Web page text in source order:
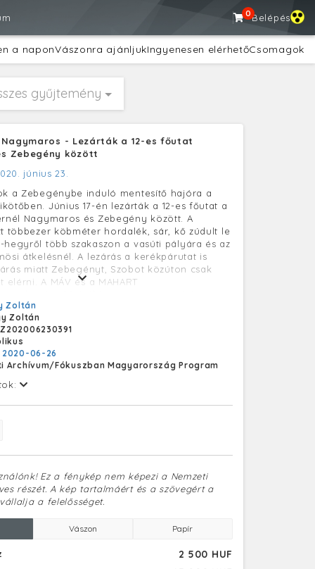
0Belépés
a naponVászonra ajánljukIngyenesen elérhetőCsomagok
gyűjtemény
Nagymaros - Lezárták a 12-es főutat
Zebegény között
június 23.
a Zebegénybe induló mentesítő hajóra a
Június 17-én lezárták a 12-es főutat a
Nagymaros és Zebegény között. A
többezer köbméter hordalék, sár, kő zúdult le
hegyről több szakaszon a vasúti pályára és az
átkelésnél. A lezárás a kerékpárutat is
miatt Zebegényt, Szobot közúton csak
elérni. A MÁV és a MAHART
Nagymaros és Zebegény között, mely
óránként közlekedik.
Zoltán
Zoltán
2020-06-26
Archívum/Fókuszban Magyarország Program
Ez a fénykép nem képezi a Nemzeti
részét. A kép tartalmáért és a szövegért a
a felelősséget.
Vászon Papír
2 500 HUF